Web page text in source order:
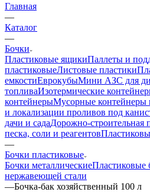
Главная
—
Каталог
—
Бочки
Пластиковые ящикиПаллеты и
пластиковыеЛистовые пластики
емкостиЕврокубыМини АЗС для
топливаИзотермические
контейнерыМусорные контейнеры
и локализации проливов под
дачи и садаДорожно-строительная
песка, соли и реагентов
—
Бочки пластиковые
Бочки металлическиеПластиковые
нержавеющей стали
—Бочка-бак хозяйственный 100 л